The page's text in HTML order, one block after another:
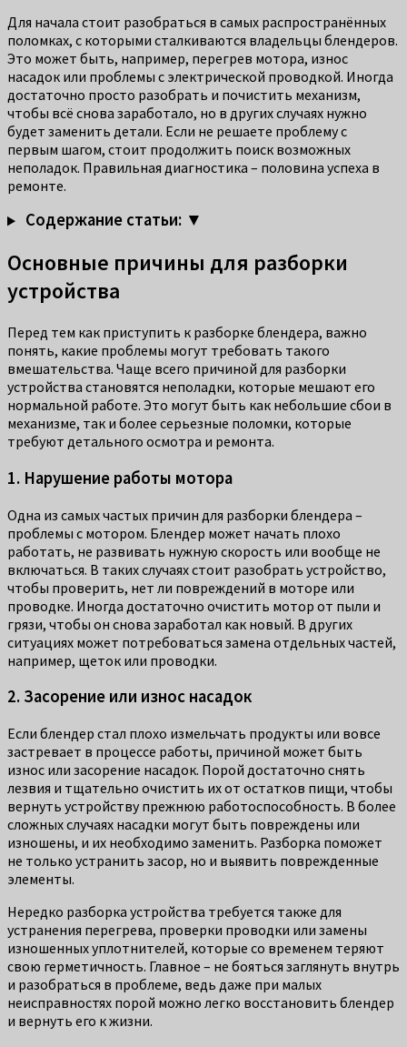
Для начала стоит разобраться в самых распространённых
поломках, с которыми сталкиваются владельцы блендеров.
Это может быть, например, перегрев мотора, износ
насадок или проблемы с электрической проводкой. Иногда
достаточно просто разобрать и почистить механизм,
чтобы всё снова заработало, но в других случаях нужно
будет заменить детали. Если не решаете проблему с
первым шагом, стоит продолжить поиск возможных
неполадок. Правильная диагностика – половина успеха в
ремонте.
Содержание статьи: ▼
Основные причины для разборки
устройства
Перед тем как приступить к разборке блендера, важно
понять, какие проблемы могут требовать такого
вмешательства. Чаще всего причиной для разборки
устройства становятся неполадки, которые мешают его
нормальной работе. Это могут быть как небольшие сбои в
механизме, так и более серьезные поломки, которые
требуют детального осмотра и ремонта.
1. Нарушение работы мотора
Одна из самых частых причин для разборки блендера –
проблемы с мотором. Блендер может начать плохо
работать, не развивать нужную скорость или вообще не
включаться. В таких случаях стоит разобрать устройство,
чтобы проверить, нет ли повреждений в моторе или
проводке. Иногда достаточно очистить мотор от пыли и
грязи, чтобы он снова заработал как новый. В других
ситуациях может потребоваться замена отдельных частей,
например, щеток или проводки.
2. Засорение или износ насадок
Если блендер стал плохо измельчать продукты или вовсе
застревает в процессе работы, причиной может быть
износ или засорение насадок. Порой достаточно снять
лезвия и тщательно очистить их от остатков пищи, чтобы
вернуть устройству прежнюю работоспособность. В более
сложных случаях насадки могут быть повреждены или
изношены, и их необходимо заменить. Разборка поможет
не только устранить засор, но и выявить поврежденные
элементы.
Нередко разборка устройства требуется также для
устранения перегрева, проверки проводки или замены
изношенных уплотнителей, которые со временем теряют
свою герметичность. Главное – не бояться заглянуть внутрь
и разобраться в проблеме, ведь даже при малых
неисправностях порой можно легко восстановить блендер
и вернуть его к жизни.